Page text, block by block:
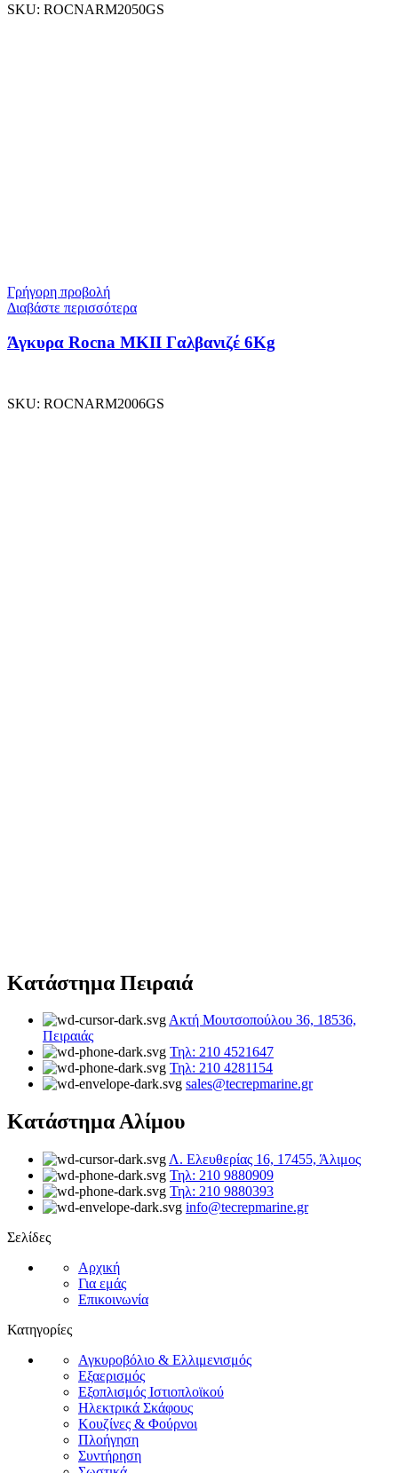
SKU: ROCNARM2050GS
Γρήγορη προβολή
Διαβάστε περισσότερα
Άγκυρα Rocna MKII Γαλβανιζέ 6Kg
SKU: ROCNARM2006GS
Κατάστημα Πειραιά
Ακτή Μουτσοπούλου 36, 18536,
Πειραιάς
Τηλ: 210 4521647
Τηλ: 210 4281154
sales@tecrepmarine.gr
Κατάστημα Αλίμου
Λ. Ελευθερίας 16, 17455, Άλιμος
Τηλ: 210 9880909
Τηλ: 210 9880393
info@tecrepmarine.gr
Σελίδες
Αρχική
Για εμάς
Επικοινωνία
Κατηγορίες
Αγκυροβόλιο & Ελλιμενισμός
Εξαερισμός
Εξοπλισμός Ιστιοπλοϊκού
Ηλεκτρικά Σκάφους
Κουζίνες & Φούρνοι
Πλοήγηση
Συντήρηση